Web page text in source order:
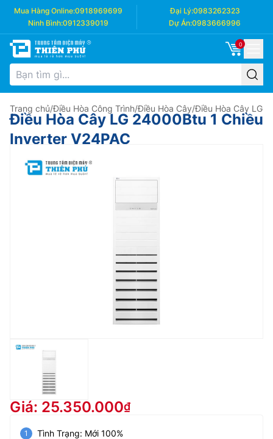
Mua Hàng Online:0918969699 Đại Lý:0983262323
Ninh Bình:0912339019 Dự Án:0983666996
0
Trang chủ/Điều Hòa Công Trình/Điều Hòa Cây/Điều Hòa Cây LG
Điều Hòa Cây LG 24000Btu 1 Chiều
Inverter V24PAC
Giá: 25.350.000
Tình Trạng: Mới 100%